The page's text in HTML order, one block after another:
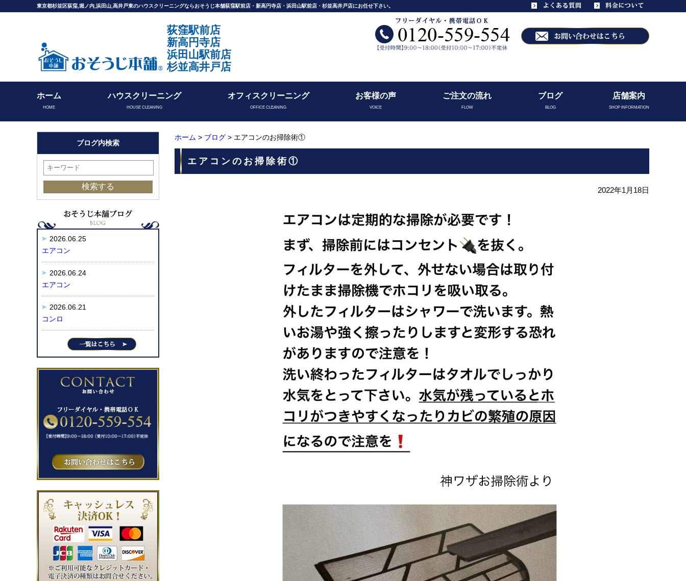
東京都杉並区荻窪,堀ノ内,浜田山,高井戸東のハウスクリーニングならおそうじ本舗荻窪駅前店・新高円寺店・浜田山駅前店・杉並高井戸店にお任せ下さい。
荻窪駅前店
新高円寺店
浜田山駅前店
杉並高井戸店
ホーム
HOME
ハウスクリーニング
HOUSE CLEANING
オフィスクリーニング
OFFICE CLEANING
お客様の声
VOICE
ご注文の流れ
FLOW
ブログ
BLOG
店舗案内
SHOP INFORMATION
ホーム > ブログ > エアコンのお掃除術①
エアコンのお掃除術①
2022年1月18日
ブログ内検索
2026.06.25
エアコン
2026.06.24
エアコン
2026.06.21
コンロ